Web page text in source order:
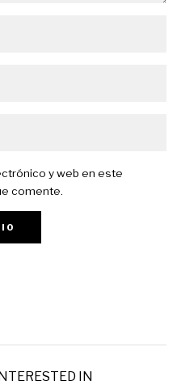
y web en este
comente.
IN